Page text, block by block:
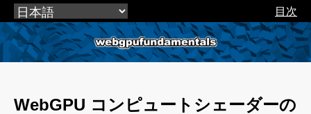
目次
webgpufundamentals.org
WebGPU コンピュートシェーダーの